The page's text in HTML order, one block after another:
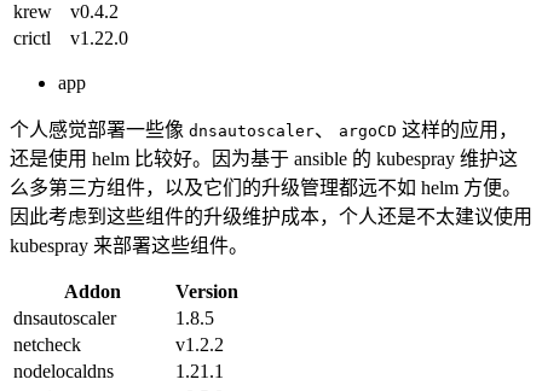
krew
v0.4.2
crictl
v1.22.0
app
个人感觉部署一些像 dnsautoscaler、 argoCD 这样的应用，
还是使用 helm 比较好。因为基于 ansible 的 kubespray 维护这
么多第三方组件，以及它们的升级管理都远不如 helm 方便。
因此考虑到这些组件的升级维护成本，个人还是不太建议使用
kubespray 来部署这些组件。
Addon
Version
dnsautoscaler
1.8.5
netcheck
v1.2.2
nodelocaldns
1.21.1